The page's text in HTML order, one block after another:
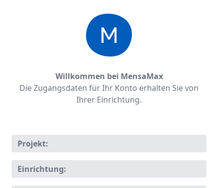
Willkommen bei MensaMax
Die Zugangsdaten für Ihr Konto erhalten Sie von
Ihrer Einrichtung.
Projekt:
Einrichtung: